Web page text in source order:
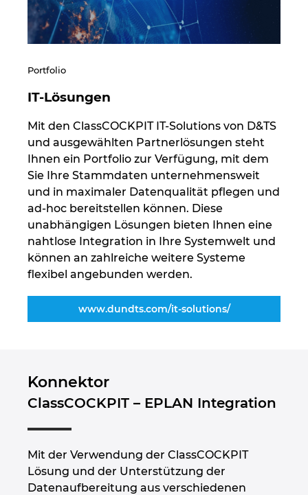
Portfolio
IT-Lösungen
Mit den ClassCOCKPIT IT-Solutions von D&TS
und ausgewählten Partnerlösungen steht
Ihnen ein Portfolio zur Verfügung, mit dem
Sie Ihre Stammdaten unternehmensweit
und in maximaler Datenqualität pflegen und
ad-hoc bereitstellen können. Diese
unabhängigen Lösungen bieten Ihnen eine
nahtlose Integration in Ihre Systemwelt und
können an zahlreiche weitere Systeme
flexibel angebunden werden.
www.dundts.com/it-solutions/
Konnektor
ClassCOCKPIT – EPLAN Integration
Mit der Verwendung der ClassCOCKPIT
Lösung und der Unterstützung der
Datenaufbereitung aus verschiedenen